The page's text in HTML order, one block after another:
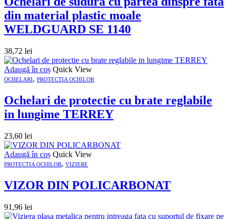
din material plastic moale
WELDGUARD SE 1140
38,72 lei
Adaugă în coș Quick View
OCHELARI, PROTECTIA OCHILOR
Ochelari de protectie cu brate reglabile
in lungime TERREY
23,60 lei
Adaugă în coș Quick View
PROTECTIA OCHILOR, VIZIERE
VIZOR DIN POLICARBONAT
91,96 lei